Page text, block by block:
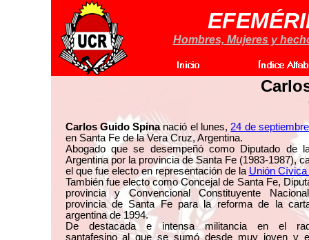
Hombres, Mujeres y
Carlos Guido Spinanació el lunes, 24 de
en Santa Fe de la Vera Cruz, Argentina.
Abogado que se desempeñó como Diputado de
Argentina por la provincia de Santa Fe (1983-1987),
el que fue electo en representación de la Unión Cívica
También fue electo como Concejal de Santa Fe,
provincia y Convencional Constituyente
provincia de Santa Fe para la reforma de la
argentina de 1994.
De destacada e intensa militancia en el
santafesino al que se sumó desde muy joven y